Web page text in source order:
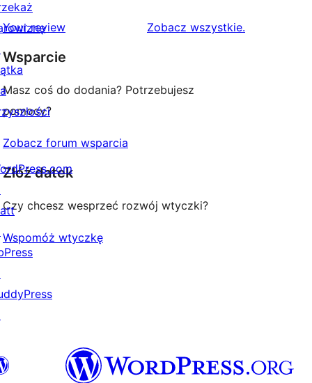
recenzji
1-
Your review Zobacz wszystkierecenzje
.
Wsparcie
Masz coś do dodania? Potrzebujesz
pomocy?
Zobacz forum wsparcia
Złóż datek
Czy chcesz wesprzeć rozwój wtyczki?
Wspomóż wtyczkę